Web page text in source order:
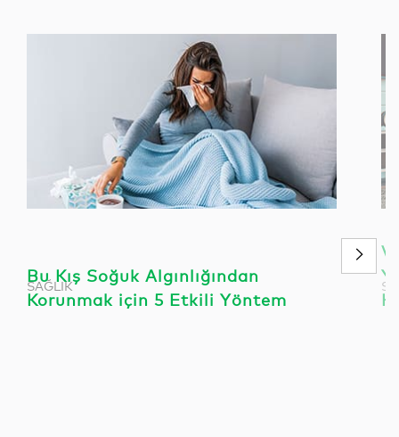
SAĞLIK
Bu Kış Soğuk Algınlığından
Korunmak için 5 Etkili Yöntem